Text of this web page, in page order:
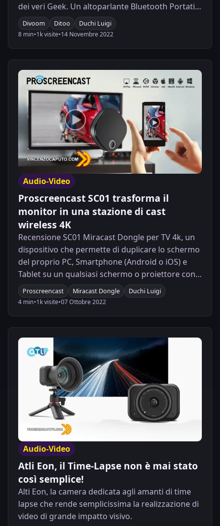
dei veri Geek. Un altoparlante Bluetooth Portatile
con Display Pixel Retro
Divoom Ditoo
Duchi Luigi
8 min•1k visite•14 Novembre 2022
Audio-Video
Proscreencast SC01 trasforma il
monitor in una stazione di cast
wireless 4K
Recensione SC01 Miracast Dongle per TV 4k, un
dispositivo che permette di duplicare lo schermo
del proprio PC, Smartphone (Android o iOS) e
Tablet su un qualsiasi schermo o proiettore con
ingresso HDMI, fornendo un segnale video con
risoluzione fino a 4K con HDR
Proscreencast Miracast Dongle
Duchi Luigi
4 min•1k visite•07 Ottobre 2022
Audio-Video
Atli Eon, il Time-Lapse non è mai stato
così semplice!
Alti Eon, la camera dedicata agli amanti di time
lapse che rende semplicissima la realizzazione di
video di grande impatto visivo.